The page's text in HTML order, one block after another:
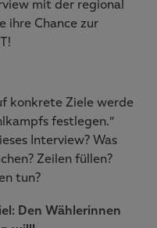
mit der regional
ihre Chance zur
konkrete Ziele werde
festlegen.”
Interview? Was
Zeilen füllen?
tun?
Den Wählerinnen